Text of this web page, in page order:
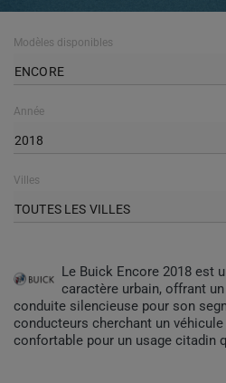
Modèles disponibles
ENCORE
Année
2018
Villes
TOUTES LES VILLES
Le Buick Encore 2018 est
caractère urbain, offrant
conduite silencieuse pour son
conducteurs cherchant un
confortable pour un usage citadin